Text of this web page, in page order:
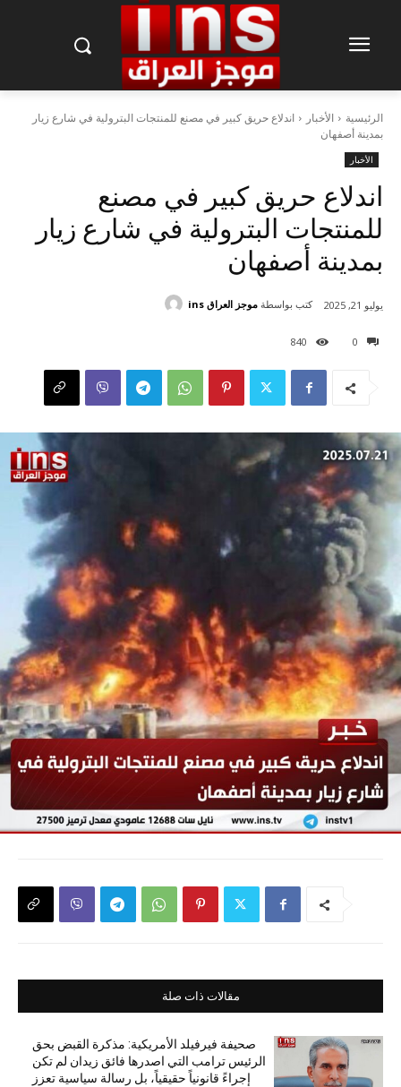
الرئيسية الأخبار
اندلاع حريق كبير في مصنع للمنتجات البترولية في شارع زيار
بمدينة أصفهان
الأخبار
اندلاع حريق كبير في مصنع
للمنتجات البترولية في شارع زيار
بمدينة أصفهان
0
840
يوليو 21, 2025 كتب بواسطة موجز العراق ins
مقالات ذات صلة
صحيفة فيرفيلد الأمريكية: مذكرة القبض بحق
الرئيس ترامب التي اصدرها فائق زيدان لم تكن
إجراءً قانونياً حقيقياً، بل رسالة سياسية تعزز